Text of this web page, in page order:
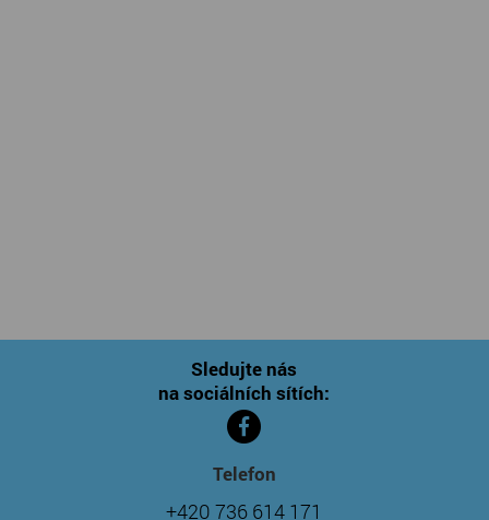
Sledujte nás
na sociálních sítích:
Telefon
+420 736 614 171